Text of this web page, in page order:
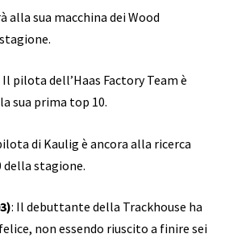
alla sua macchina dei Wood
Il pilota dell’Haas Factory Team è
sua prima top 10.
di Kaulig è ancora alla ricerca
della stagione.
: Il debuttante della Trackhouse ha
non essendo riuscito a finire sei